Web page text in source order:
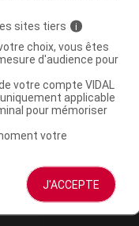
sites tiers i
choix, vous êtes
d'audience pour
votre compte VIDAL
applicable
pour mémoriser
votre
J'ACCEPTE